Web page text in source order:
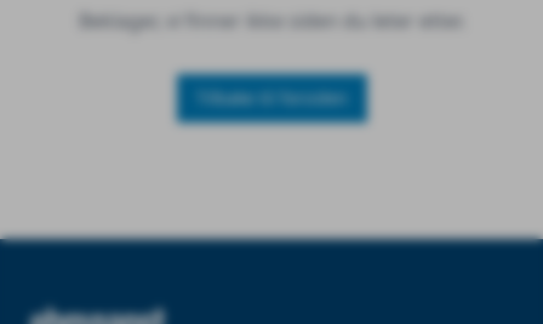
Beklager, vi finner ikke siden du leter etter.
Tilbake til forsiden